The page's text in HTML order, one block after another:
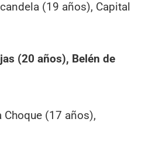
(19 años), Capital
(20 años), Belén de
Choque (17 años),